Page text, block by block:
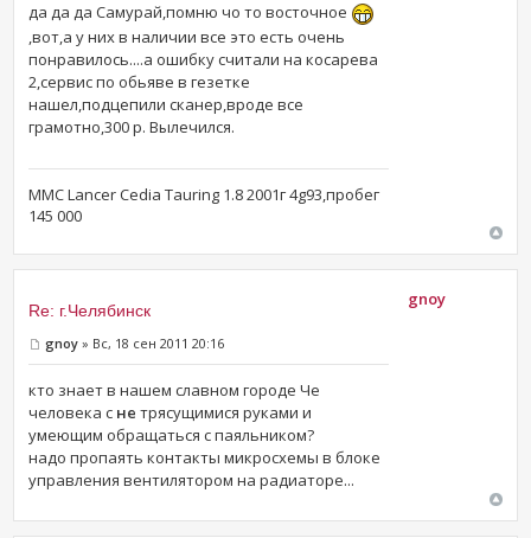
да да да Самурай,помню чо то восточное
,вот,а у них в наличии все это есть очень
понравилось....а ошибку считали на косарева
2,сервис по обьяве в гезетке
нашел,подцепили сканер,вроде все
грамотно,300 р. Вылечился.
ММС Lancer Cedia Tauring 1.8 2001г 4g93,пробег
145 000
Re: г.Челябинск
gnoy » Вс, 18 сен 2011 20:16
кто знает в нашем славном городе Че
человека с не трясущимися руками и
умеющим обращаться с паяльником?
надо пропаять контакты микросхемы в блоке
управления вентилятором на радиаторе...
gnoy